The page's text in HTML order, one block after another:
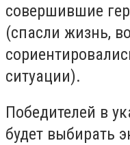
совершившие
(спасли жизнь,
ситуации).
Победителей в
будет выбирать